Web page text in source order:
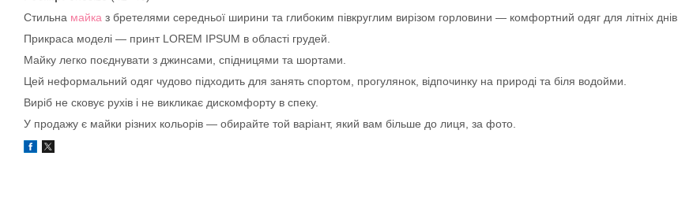
Стильна майка з бретелями середньої ширини та глибоким півкруглим вирізом горловини — комфортний одяг для літніх днів.
Прикраса моделі — принт LOREM IPSUM в області грудей.
Майку легко поєднувати з джинсами, спідницями та шортами.
Цей неформальний одяг чудово підходить для занять спортом, прогулянок, відпочинку на природі та біля водойми.
Виріб не сковує рухів і не викликає дискомфорту в спеку.
У продажу є майки різних кольорів — обирайте той варіант, який вам більше до лиця, за фото.